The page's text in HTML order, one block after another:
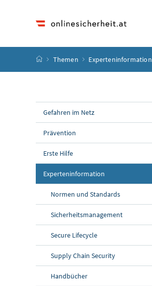
Startseite
Themen Experteninformation
Gefahren im Netz
Prävention
Erste Hilfe
Experteninformation
Normen und Standards
Sicherheitsmanagement
Secure Lifecycle
Supply Chain Security
Handbücher